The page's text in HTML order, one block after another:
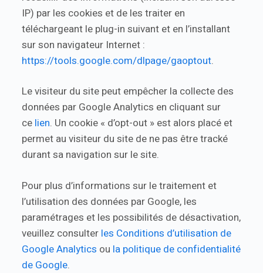
IP) par les cookies et de les traiter en
téléchargeant le plug-in suivant et en l’installant
sur son navigateur Internet :
https://tools.google.com/dlpage/gaoptout.
Le visiteur du site peut empêcher la collecte des
données par Google Analytics en cliquant sur
ce lien. Un cookie « d’opt-out » est alors placé et
permet au visiteur du site de ne pas être tracké
durant sa navigation sur le site.
Pour plus d’informations sur le traitement et
l’utilisation des données par Google, les
paramétrages et les possibilités de désactivation,
veuillez consulter les Conditions d’utilisation de
Google Analytics ou la politique de confidentialité
de Google.